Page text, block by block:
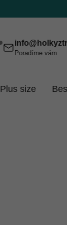
info@
Poradíme vám
Plus size